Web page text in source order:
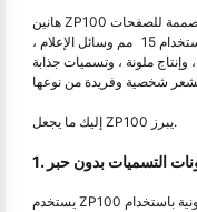
هانين ZP100 يتجاوز ذلك. هو صانع ملصقات ملونة محمولة مصممة للصفحات
الإبداعية والمشاريع الحرفية والتنظيم اليومي. باستخدام 15 مم وسائل الإعلام ،
ملونة ، وتسميات جذابة
إليك ما يجعل ZP100 يبرز.
التسميات بدون حبر
يستخدم ZP100 تقنية طباعة الزنك صفر الحبر. إنها تنتج علامات لونية باستخدام